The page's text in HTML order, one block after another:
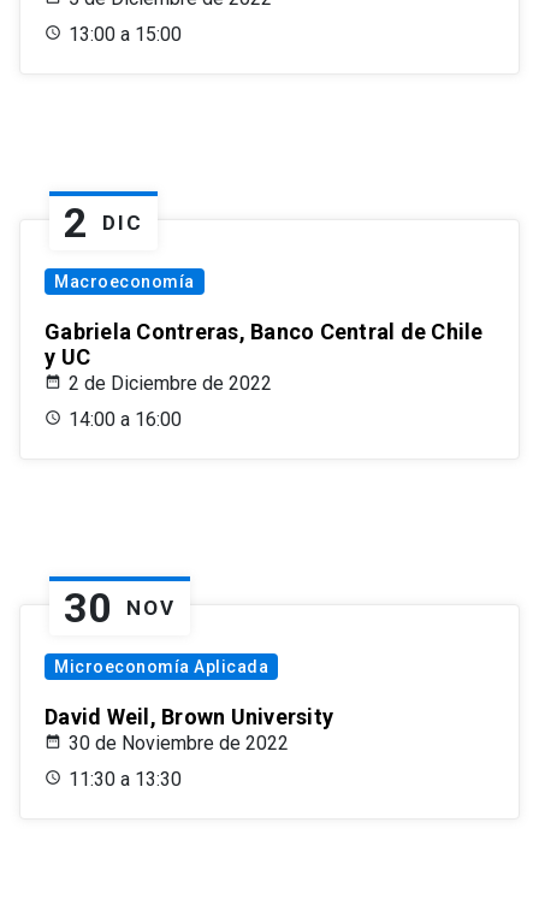
13:00 a 15:00
2 DIC
Macroeconomía
Gabriela Contreras, Banco Central de Chile
y UC
2 de Diciembre de 2022
14:00 a 16:00
30 NOV
Microeconomía Aplicada
David Weil, Brown University
30 de Noviembre de 2022
11:30 a 13:30